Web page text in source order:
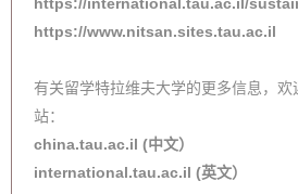
https://www.nitsan.sites.tau.ac.il
有关留学特拉维夫大学的更多信息，欢
站：
china.tau.ac.il (中文）
international.tau.ac.il (英文）